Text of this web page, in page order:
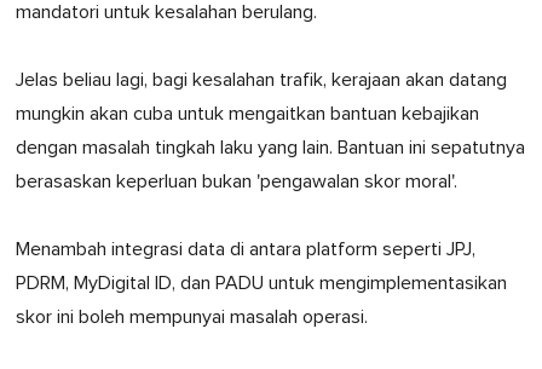
mandatori untuk kesalahan berulang.
Jelas beliau lagi, bagi kesalahan trafik, kerajaan akan datang
mungkin akan cuba untuk mengaitkan bantuan kebajikan
dengan masalah tingkah laku yang lain. Bantuan ini sepatutnya
berasaskan keperluan bukan 'pengawalan skor moral'.
Menambah integrasi data di antara platform seperti JPJ,
PDRM, MyDigital ID, dan PADU untuk mengimplementasikan
skor ini boleh mempunyai masalah operasi.